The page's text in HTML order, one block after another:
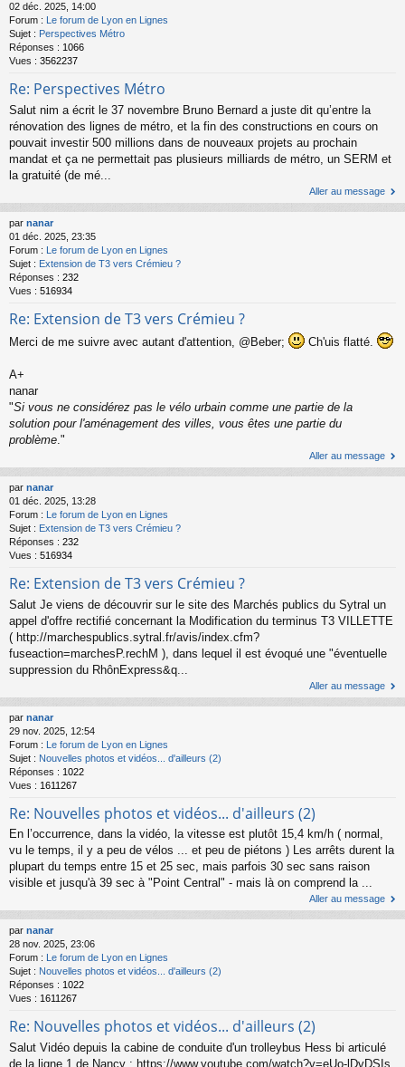
02 déc. 2025, 14:00
Forum : Le forum de Lyon en Lignes
Sujet : Perspectives Métro
Réponses : 1066
Vues : 3562237
Re: Perspectives Métro
Salut nim a écrit le 37 novembre Bruno Bernard a juste dit qu’entre la
rénovation des lignes de métro, et la fin des constructions en cours on
pouvait investir 500 millions dans de nouveaux projets au prochain
mandat et ça ne permettait pas plusieurs milliards de métro, un SERM et
la gratuité (de mé...
Aller au message
par nanar
01 déc. 2025, 23:35
Forum : Le forum de Lyon en Lignes
Sujet : Extension de T3 vers Crémieu ?
Réponses : 232
Vues : 516934
Re: Extension de T3 vers Crémieu ?
Merci de me suivre avec autant d'attention, @Beber; Ch'uis flatté.
A+
nanar
"Si vous ne considérez pas le vélo urbain comme une partie de la
solution pour l'aménagement des villes, vous êtes une partie du
problème ."
Aller au message
par nanar
01 déc. 2025, 13:28
Forum : Le forum de Lyon en Lignes
Sujet : Extension de T3 vers Crémieu ?
Réponses : 232
Vues : 516934
Re: Extension de T3 vers Crémieu ?
Salut Je viens de découvrir sur le site des Marchés publics du Sytral un
appel d'offre rectifié concernant la Modification du terminus T3 VILLETTE
( http://marchespublics.sytral.fr/avis/index.cfm?
fuseaction=marchesP.rechM ), dans lequel il est évoqué une "éventuelle
suppression du RhônExpress&q...
Aller au message
par nanar
29 nov. 2025, 12:54
Forum : Le forum de Lyon en Lignes
Sujet : Nouvelles photos et vidéos... d'ailleurs (2)
Réponses : 1022
Vues : 1611267
Re: Nouvelles photos et vidéos... d'ailleurs (2)
En l’occurrence, dans la vidéo, la vitesse est plutôt 15,4 km/h ( normal,
vu le temps, il y a peu de vélos ... et peu de piétons ) Les arrêts durent la
plupart du temps entre 15 et 25 sec, mais parfois 30 sec sans raison
visible et jusqu'à 39 sec à "Point Central" - mais là on comprend la ...
Aller au message
par nanar
28 nov. 2025, 23:06
Forum :
Le forum de Lyon en Lignes
Sujet : Nouvelles photos et vidéos... d'ailleurs (2)
Réponses : 1022
Vues : 1611267
Re: Nouvelles photos et vidéos... d'ailleurs (2)
Salut Vidéo depuis la cabine de conduite d'un trolleybus Hess bi articulé
de la ligne 1 de Nancy : https://www.youtube.com/watch?v=eUo-lDvDSIs